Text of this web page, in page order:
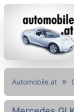
Automobile.at